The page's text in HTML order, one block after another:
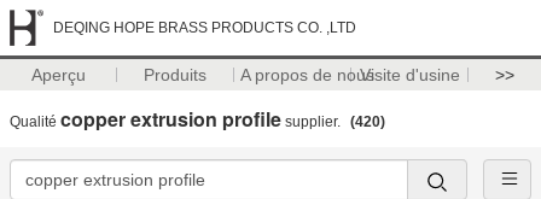
DEQING HOPE BRASS PRODUCTS CO. ,LTD
Aperçu Produits A propos de nousVisite d'usine >>
Qualité copper extrusion profile supplier. (420)